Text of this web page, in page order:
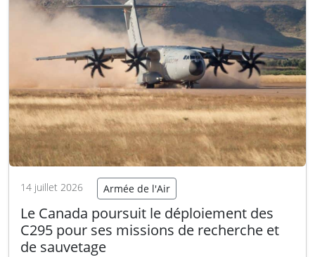
services…Lire la suite
14 juillet 2026 Armée de l'Air
Le Canada poursuit le déploiement des
C295 pour ses missions de recherche et
de sauvetage